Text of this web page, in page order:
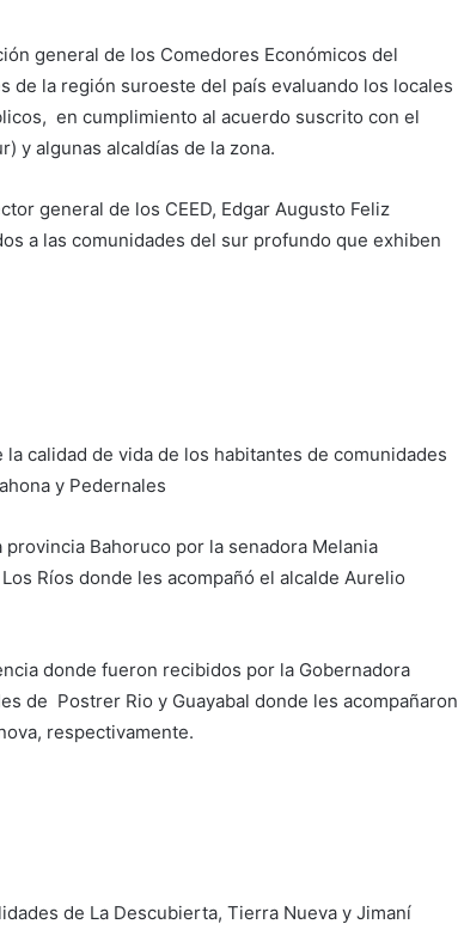
general de los Comedores Económicos del
de la región suroeste del país evaluando los locales
en cumplimiento al acuerdo suscrito con el
y algunas alcaldías de la zona.
general de los CEED, Edgar Augusto Feliz
a las comunidades del sur profundo que exhiben
calidad de vida de los habitantes de comunidades
y Pedernales
Bahoruco por la senadora Melania
Ríos donde les acompañó el alcalde Aurelio
donde fueron recibidos por la Gobernadora
de Postrer Rio y Guayabal donde les acompañaron
respectivamente.
de La Descubierta, Tierra Nueva y Jimaní